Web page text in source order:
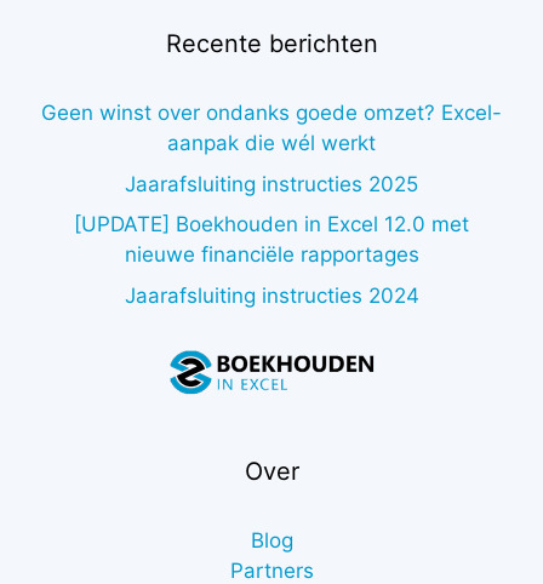
Recente berichten
Geen winst over ondanks goede omzet? Excel-
aanpak die wél werkt
Jaarafsluiting instructies 2025
[UPDATE] Boekhouden in Excel 12.0 met
nieuwe financiële rapportages
Jaarafsluiting instructies 2024
Over
Blog
Partners